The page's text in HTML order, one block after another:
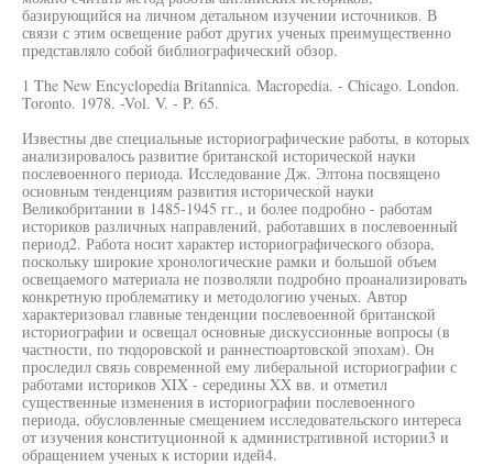
базирующийся на личном детальном изучении источников. В
связи с этим освещение работ других ученых преимущественно
представляло собой библиографический обзор.
1 The New Encyclopedia Britannica. Macropedia. - Chicago. London.
Toronto. 1978. -Vol. V. - P. 65.
Известны две специальные историографические работы, в которых
анализировалось развитие британской исторической науки
послевоенного периода. Исследование Дж. Элтона посвящено
основным тенденциям развития исторической науки
Великобритании в 1485-1945 гг., и более подробно - работам
историков различных направлений, работавших в послевоенный
период2. Работа носит характер историографического обзора,
поскольку широкие хронологические рамки и большой объем
освещаемого материала не позволяли подробно проанализировать
конкретную проблематику и методологию ученых. Автор
характеризовал главные тенденции послевоенной британской
историографии и освещал основные дискуссионные вопросы (в
частности, по тюдоровской и раннестюартовской эпохам). Он
проследил связь современной ему либеральной историографии с
работами историков XIX - середины XX вв. и отметил
существенные изменения в историографии послевоенного
периода, обусловленные смещением исследовательского интереса
от изучения конституционной к административной истории3 и
обращением ученых к истории идей4.